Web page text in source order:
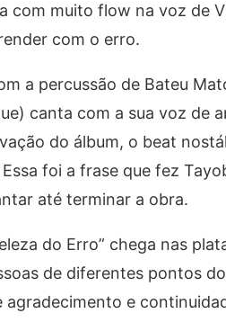
com muito flow na voz de
com o erro.
a percussão de Bateu
canta com a sua voz de
do álbum, o beat
foi a frase que fez
até terminar a obra.
do Erro” chega nas
de diferentes pontos
e